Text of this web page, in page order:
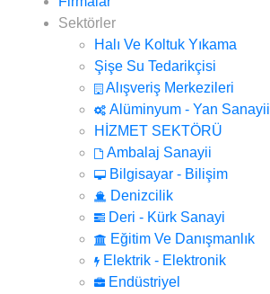
Sektörler
Halı Ve Koltuk Yıkama
Şişe Su Tedarikçisi
Alışveriş Merkezileri
Alüminyum - Yan Sanayii
HİZMET SEKTÖRÜ
Ambalaj Sanayii
Bilgisayar - Bilişim
Denizcilik
Deri - Kürk Sanayi
Eğitim Ve Danışmanlık
Elektrik - Elektronik
Endüstriyel